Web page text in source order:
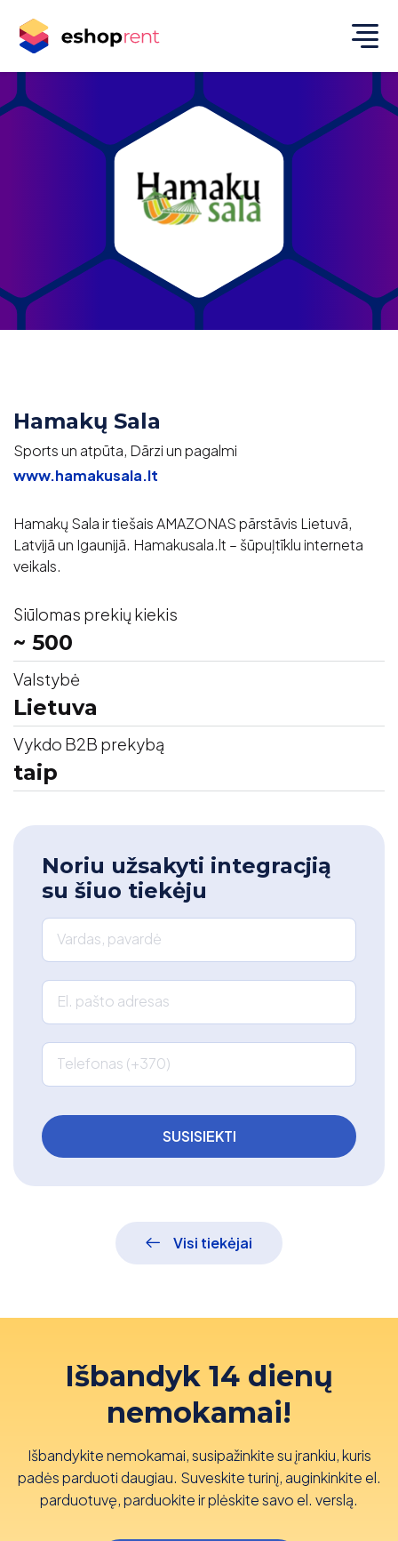
Hamakų Sala
Sports un atpūta, Dārzi un pagalmi
www.hamakusala.lt
Hamakų Sala ir tiešais AMAZONAS pārstāvis Lietuvā,
Latvijā un Igaunijā. Hamakusala.lt – šūpuļtīklu interneta
veikals.
Siūlomas prekių kiekis
~ 500
Valstybė
Lietuva
Vykdo B2B prekybą
taip
Noriu užsakyti integracjią
su šiuo tiekėju
Vardas, pavardė
El. pašto adresas
Telefonas (+370)
Visi tiekėjai
Išbandyk 14 dienų
nemokamai!
Išbandykite nemokamai, susipažinkite su įrankiu, kuris
padės parduoti daugiau. Suveskite turinį, auginkinkite el.
parduotuvę, parduokite ir plėskite savo el. verslą.